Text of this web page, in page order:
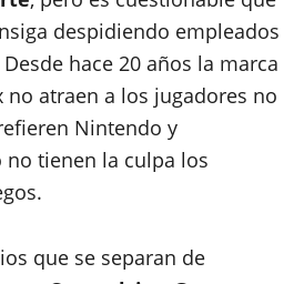
despidiendo empleados
hace 20 años la marca
no atraen a los jugadores no
Nintendo y
no tienen la culpa los
que se separan de